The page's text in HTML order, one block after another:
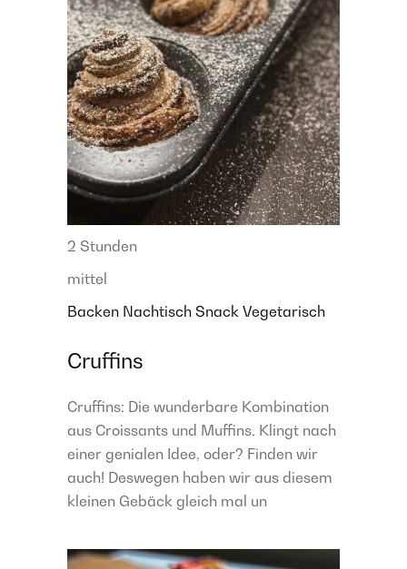
2 Stunden
mittel
Backen Nachtisch Snack Vegetarisch
Cruffins
Cruffins: Die wunderbare Kombination
aus Croissants und Muffins. Klingt nach
einer genialen Idee, oder? Finden wir
auch! Deswegen haben wir aus diesem
kleinen Gebäck gleich mal un